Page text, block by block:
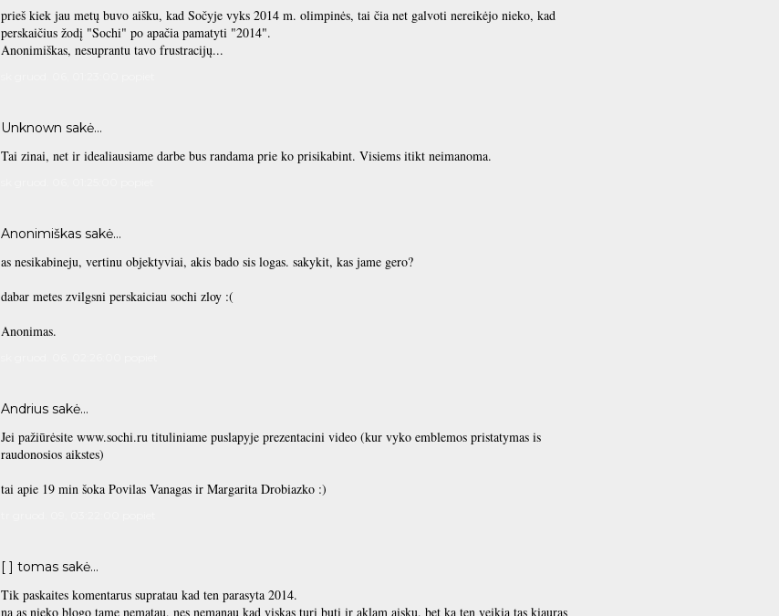
prieš kiek jau metų buvo aišku, kad Sočyje vyks 2014 m. olimpinės, tai čia net galvoti nereikėjo nieko, kad
perskaičius žodį "Sochi" po apačia pamatyti "2014".
Anonimiškas, nesuprantu tavo frustracijų...
Unknown sakė…
Tai zinai, net ir idealiausiame darbe bus randama prie ko prisikabint. Visiems itikt neimanoma.
Anonimiškas sakė…
as nesikabineju, vertinu objektyviai, akis bado sis logas. sakykit, kas jame gero?
dabar metes zvilgsni perskaiciau sochi zloy :(
Anonimas.
Andrius sakė…
Jei pažiūrėsite www.sochi.ru tituliniame puslapyje prezentacini video (kur vyko emblemos pristatymas is
raudonosios aikstes)
tai apie 19 min šoka Povilas Vanagas ir Margarita Drobiazko :)
[ ] tomas sakė…
Tik paskaites komentarus supratau kad ten parasyta 2014.
na as nieko blogo tame nematau, nes nemanau kad viskas turi buti ir aklam aisku. bet ka ten veikia tas kiauras